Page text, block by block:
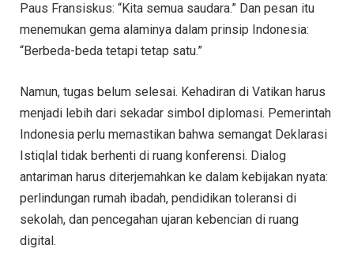
Paus Fransiskus: “Kita semua saudara.” Dan pesan itu
menemukan gema alaminya dalam prinsip Indonesia:
“Berbeda-beda tetapi tetap satu.”
Namun, tugas belum selesai. Kehadiran di Vatikan harus
menjadi lebih dari sekadar simbol diplomasi. Pemerintah
Indonesia perlu memastikan bahwa semangat Deklarasi
Istiqlal tidak berhenti di ruang konferensi. Dialog
antariman harus diterjemahkan ke dalam kebijakan nyata:
perlindungan rumah ibadah, pendidikan toleransi di
sekolah, dan pencegahan ujaran kebencian di ruang
digital.